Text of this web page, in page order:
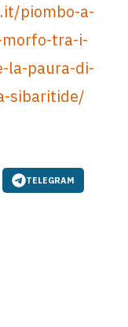
piombo-a-
morfo-tra-i-
la-paura-di-
sibaritide/
TELEGRAM